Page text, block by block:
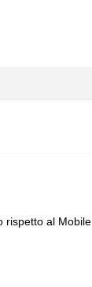
rispetto al Mobile